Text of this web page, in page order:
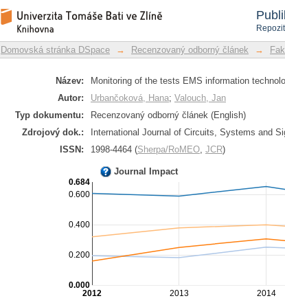
Monitoring of the tests EMS
system
Repozitář DSpace/Manakin
Domovská stránka DSpace → Recenzovaný odborný článek →
Název:
Monitoring of the tests EMS information
Autor:
Urbančoková, Hana; Valouch, Jan
Typ dokumentu:
Recenzovaný odborný článek (English)
Zdrojový dok.:
International Journal of Circuits, Systems and
ISSN:
1998-4464 (Sherpa/RoMEO, JCR)
Journal Impact
2013 2014
2012
0.200
0.400
0.600
0.000
0.684